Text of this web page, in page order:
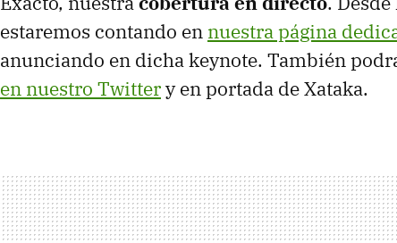
estaremos contando en nuestra página
anunciando en dicha keynote. También
en nuestro Twittery en portada de Xataka.